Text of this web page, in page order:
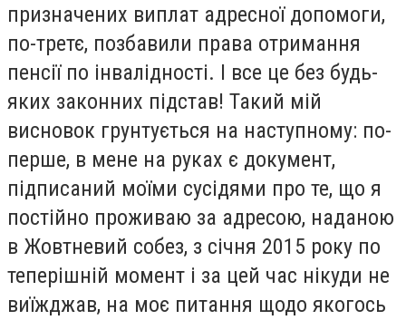
призначених виплат адресної допомоги,
по-третє, позбавили права отримання
пенсії по інвалідності. І все це без будь-
яких законних підстав! Такий мій
висновок грунтується на наступному: по-
перше, в мене на руках є документ,
підписаний моїми сусідями про те, що я
постійно проживаю за адресою, наданою
в Жовтневий собез, з січня 2015 року по
теперішній момент і за цей час нікуди не
виїжджав, на моє питання щодо якогось